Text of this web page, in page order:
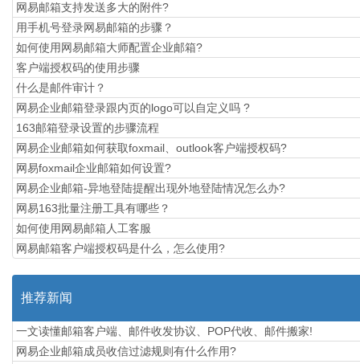
网易邮箱支持发送多大的附件?
用手机号登录网易邮箱的步骤？
如何使用网易邮箱大师配置企业邮箱?
​客户端授权码的使用步骤
什么是邮件审计？
网易企业邮箱登录跟内页的logo可以自定义吗 ?
163邮箱登录设置的步骤流程
网易企业邮箱如何获取foxmail、outlook客户端授权码?
网易foxmail企业邮箱如何设置?
网易企业邮箱-异地登陆提醒出现外地登陆情况怎么办?
网易163批量注册工具有哪些？
如何使用网易邮箱人工客服
网易邮箱客户端授权码是什么，怎么使用?
推荐新闻
一文读懂邮箱客户端、邮件收发协议、POP代收、邮件搬家!
网易企业邮箱成员收信过滤规则有什么作用?